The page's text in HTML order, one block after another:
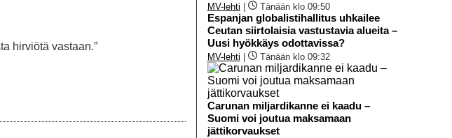
hirviötä vastaan.”
MV-lehti Tänään klo 09:50
Espanjan globalistihallitus uhkailee
Ceutan siirtolaisia vastustavia alueita –
Uusi hyökkäys odottavissa?
MV-lehti Tänään klo 09:32
Carunan miljardikanne ei kaadu –
Suomi voi joutua maksamaan
jättikorvaukset